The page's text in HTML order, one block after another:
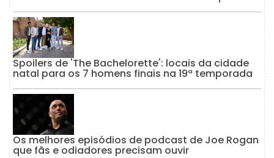
Spoilers de 'The Bachelorette': locais da cidade
natal para os 7 homens finais na 19ª temporada
Os melhores episódios de podcast de Joe Rogan
que fãs e odiadores precisam ouvir